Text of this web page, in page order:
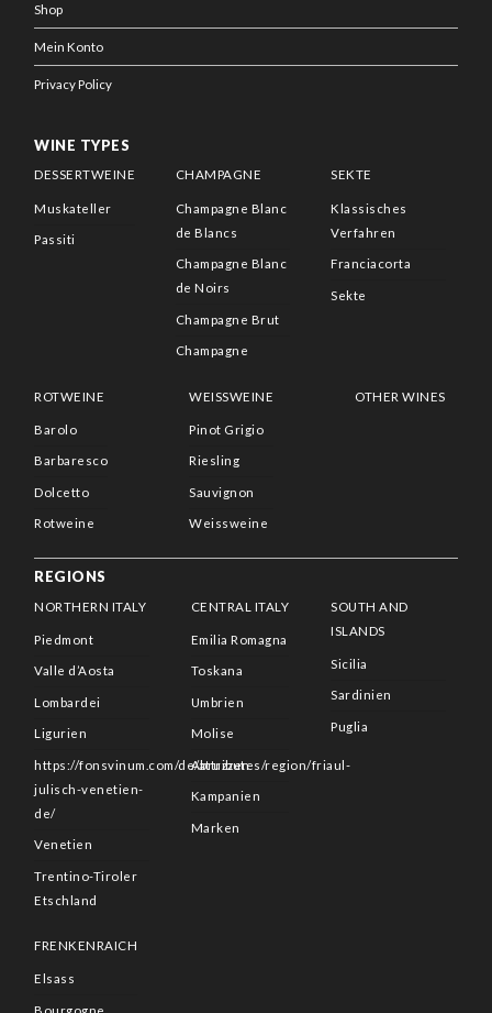
Shop
Mein Konto
Privacy Policy
WINE TYPES
DESSERTWEINE
Muskateller
Passiti
CHAMPAGNE
Champagne Blanc
de Blancs
Champagne Blanc
de Noirs
Champagne Brut
Champagne
SEKTE
Klassisches
Verfahren
Franciacorta
Sekte
ROTWEINE
Barolo
Barbaresco
Dolcetto
Rotweine
WEISSWEINE
Pinot Grigio
Riesling
Sauvignon
Weissweine
OTHER WINES
REGIONS
NORTHERN ITALY
Piedmont
Valle d’Aosta
Lombardei
Ligurien
https://fonsvinum.com/de/attributes/region/friaul-
julisch-venetien-
de/
Venetien
Trentino-Tiroler
Etschland
CENTRAL ITALY
Emilia Romagna
Toskana
Umbrien
Molise
Abruzzen
Kampanien
Marken
SOUTH AND
ISLANDS
Sicilia
Sardinien
Puglia
FRENKENRAICH
Elsass